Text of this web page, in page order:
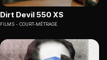
Dirt Devil 550 XS
FILMS COURT-MÉTRAGE